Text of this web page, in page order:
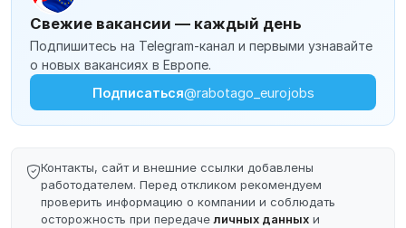
Свежие вакансии — каждый день
Подпишитесь на Telegram-канал и первыми узнавайте
о новых вакансиях в Европе.
Подписаться@rabotago_eurojobs
Контакты, сайт и внешние ссылки добавлены
работодателем. Перед откликом рекомендуем
проверить информацию о компании и соблюдать
осторожность при передачеличных данных и